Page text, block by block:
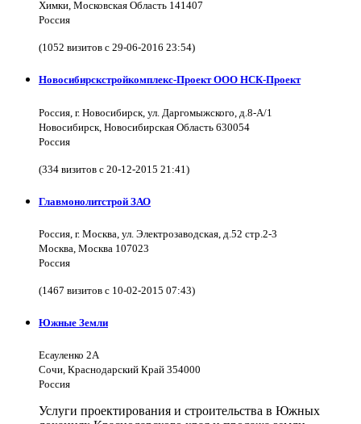
Химки, Московская Область 141407
Россия
(1052 визитов с 29-06-2016 23:54)
Новосибирскстройкомплекс-Проект ООО НСК-Проект
Россия, г. Новосибирск, ул. Даргомыжского, д.8-А/1
Новосибирск, Новосибирская Область 630054
Россия
(334 визитов с 20-12-2015 21:41)
Главмонолитстрой ЗАО
Россия, г. Москва, ул. Электрозаводская, д.52 стр.2-3
Москва, Москва 107023
Россия
(1467 визитов с 10-02-2015 07:43)
Южные Земли
Есауленко 2А
Сочи, Краснодарский Край 354000
Россия
Услуги проектирования и строительства в Южных